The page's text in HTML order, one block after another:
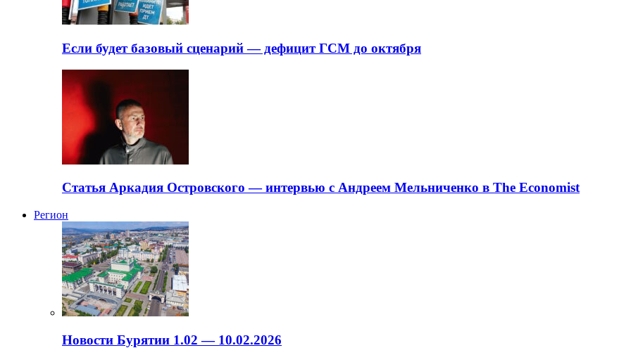
Если будет базовый сценарий — дефицит ГСМ до октября
Статья Аркадия Островского — интервью с Андреем Мельниченко в The Economist
Регион
Новости Бурятии 1.02 — 10.02.2026